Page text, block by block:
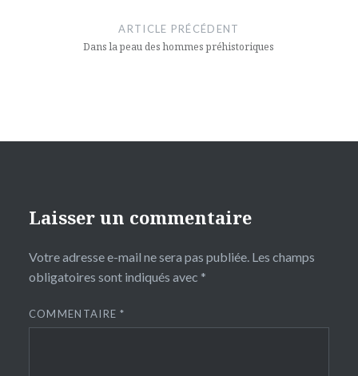
ARTICLE PRÉCÉDENT
Dans la peau des hommes préhistoriques
Laisser un commentaire
Votre adresse e-mail ne sera pas publiée. Les champs
obligatoires sont indiqués avec *
COMMENTAIRE*